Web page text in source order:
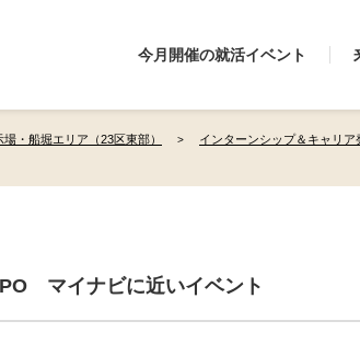
今月開催の就活イベント
・船堀エリア（23区東部）
インターンシップ＆キャリ
マイナビに近いイベント